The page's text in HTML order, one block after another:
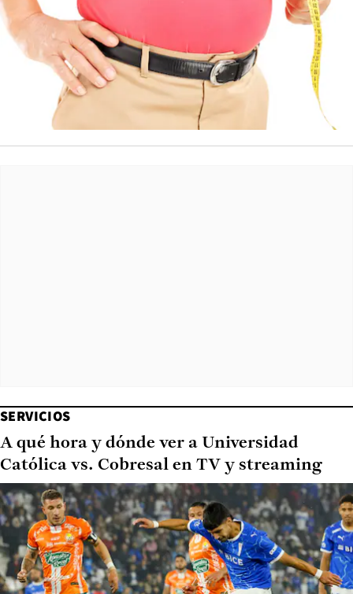
SERVICIOS
A qué hora y dónde ver a Universidad
Católica vs. Cobresal en TV y streaming